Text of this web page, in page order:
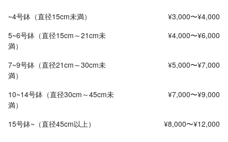
~4号鉢（直径15cm未満）
¥3,000〜¥4,000
5~6号鉢（直径15cm～21cm未
満）
¥4,000〜¥6,000
7~9号鉢（直径21cm～30cm未
満）
¥5,000〜¥7,000
10~14号鉢（直径30cm～45cm未
満）
¥7,000〜¥9,000
15号鉢~（直径45cm以上） ¥8,000〜¥12,000